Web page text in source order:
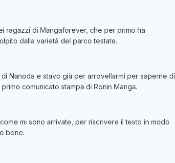
ragazzi di Mangaforever, che per primo ha
dalla varietà del parco testate.
Nanoda e stavo già per arrovellarmi per saperne di
comunicato stampa di Ronin Manga.
mi sono arrivate, per riscrivere il testo in modo
bene.